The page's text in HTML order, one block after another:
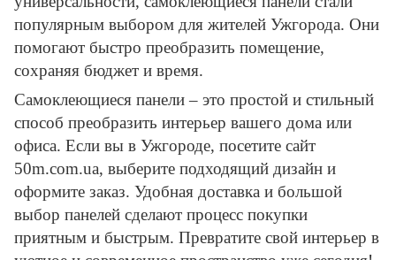
популярным выбором для жителей Ужгорода. Они
помогают быстро преобразить помещение,
сохраняя бюджет и время.
Самоклеющиеся панели – это простой и стильный
способ преобразить интерьер вашего дома или
офиса. Если вы в Ужгороде, посетите сайт
50m.com.ua, выберите подходящий дизайн и
оформите заказ. Удобная доставка и большой
выбор панелей сделают процесс покупки
приятным и быстрым. Превратите свой интерьер в